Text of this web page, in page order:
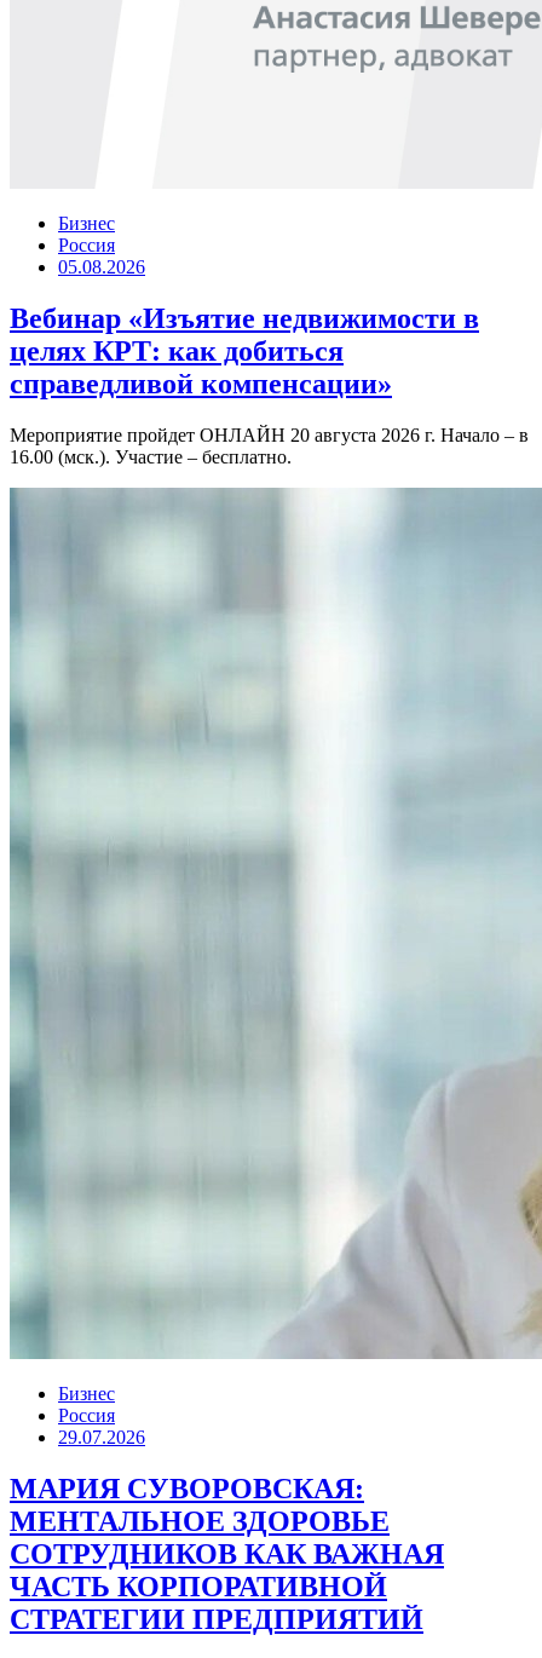
Бизнес
Россия
05.08.2026
Вебинар «Изъятие недвижимости в
целях КРТ: как добиться
справедливой компенсации»
Мероприятие пройдет ОНЛАЙН 20 августа 2026 г. Начало – в
16.00 (мск.). Участие – бесплатно.
Бизнес
Россия
29.07.2026
МАРИЯ СУВОРОВСКАЯ:
МЕНТАЛЬНОЕ ЗДОРОВЬЕ
СОТРУДНИКОВ КАК ВАЖНАЯ
ЧАСТЬ КОРПОРАТИВНОЙ
СТРАТЕГИИ ПРЕДПРИЯТИЙ